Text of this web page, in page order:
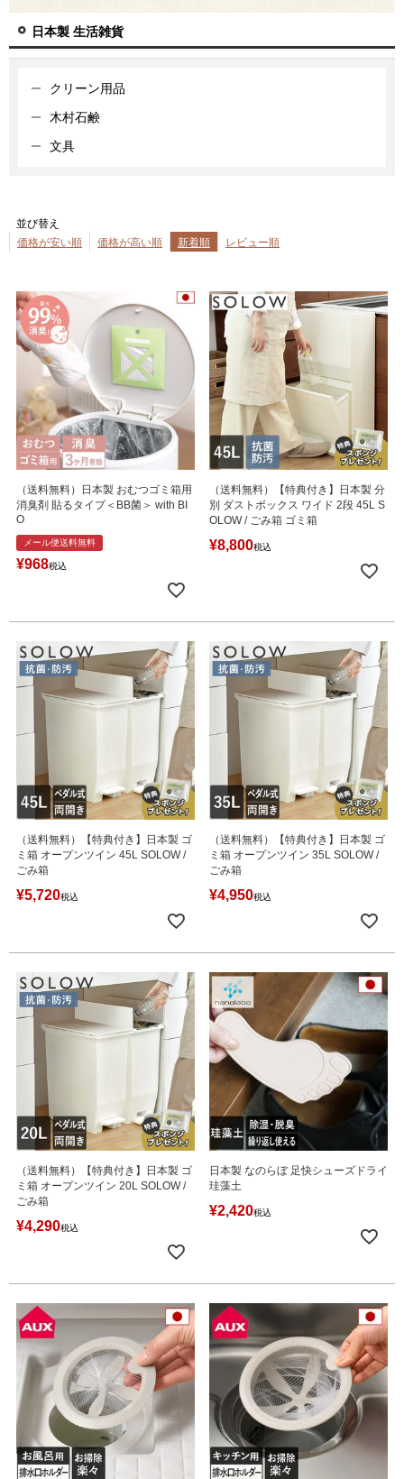
日本製 生活雑貨
クリーン用品
木村石鹸
文具
並び替え
価格が安い順
価格が高い順 新着順 レビュー順
（送料無料）日本製 おむつゴミ箱用
消臭剤 貼るタイプ＜BB菌＞ with BI
O
メール便送料無料
¥968税込
（送料無料）【特典付き】日本製 分
別 ダストボックス ワイド 2段 45L S
OLOW / ごみ箱 ゴミ箱
¥8,800税込
（送料無料）【特典付き】日本製 ゴ
ミ箱 オープンツイン 45L SOLOW /
ごみ箱
¥5,720税込
（送料無料）【特典付き】日本製 ゴ
ミ箱 オープンツイン 35L SOLOW /
ごみ箱
¥4,950税込
（送料無料）【特典付き】日本製 ゴ
ミ箱 オープンツイン 20L SOLOW /
ごみ箱
¥4,290税込
日本製 なのらぼ 足快シューズドライ
珪藻土
¥2,420税込